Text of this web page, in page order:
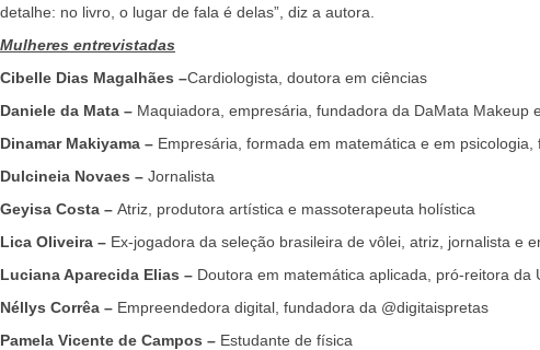
detalhe: no livro, o lugar de fala é delas”, diz a autora.
Mulheres entrevistadas
Cibelle Dias Magalhães –Cardiologista, doutora em ciências
Daniele da Mata – Maquiadora, empresária, fundadora da DaMata Makeup
Dinamar Makiyama – Empresária, formada em matemática e em
Dulcineia Novaes – Jornalista
Geyisa Costa – Atriz, produtora artística e massoterapeuta holística
Lica Oliveira – Ex-jogadora da seleção brasileira de vôlei, atriz, jornalista e
Luciana Aparecida Elias – Doutora em matemática aplicada, pró-reitora da
Néllys Corrêa – Empreendedora digital, fundadora da @digitaispretas
Pamela Vicente de Campos – Estudante de física